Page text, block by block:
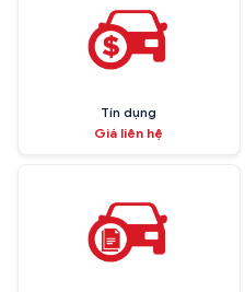
Tín dụng
Giá liên hệ